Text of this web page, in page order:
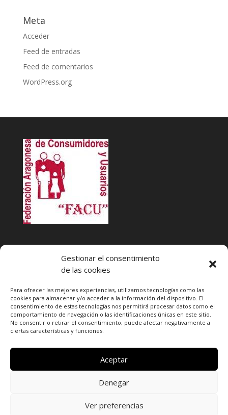
Gestionar el consentimiento
de las cookies
Para ofrecer las mejores experiencias, utilizamos tecnologías como las
cookies para almacenar y/o acceder a la información del dispositivo. El
consentimiento de estas tecnologías nos permitirá procesar datos como el
comportamiento de navegación o las identificaciones únicas en este sitio.
No consentir o retirar el consentimiento, puede afectar negativamente a
ciertas características y funciones.
Aceptar
Denegar
Ver preferencias
Meta
Acceder
Feed de entradas
Feed de comentarios
WordPress.org
MARTES Y JUEVES de17:00 a 20 horas
Teléfono de contacto976 13 47 92
Federación Aragonesa Consumidores y Usuarios. FACU
Calle Leopoldo Romeo, 30 local